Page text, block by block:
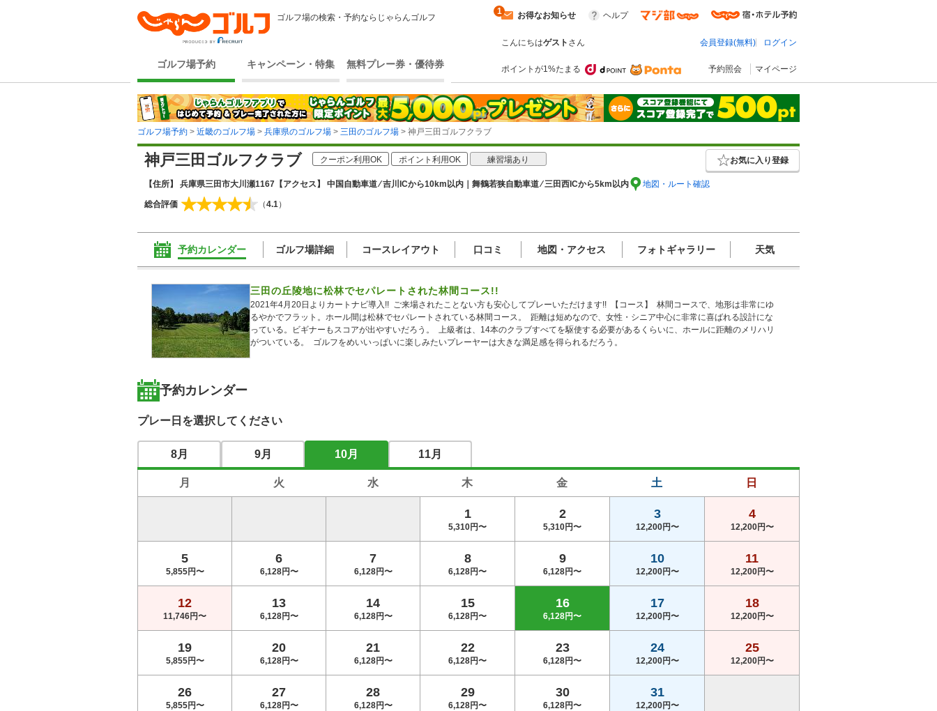
ゴルフ場の検索・予約ならじゃらんゴルフ
ゴルフ場予約 キャンペーン・特集 無料プレー券・優待券
お得なお知らせ
1 ヘルプ
こんにちはゲスト さん 会員登録(無料) ログイン
ポイントが1%たまる 予約照会 マイページ
ゴルフ場予約 > 近畿のゴルフ場 > 兵庫県のゴルフ場 > 三田のゴルフ場 > 神戸三田ゴルフクラブ
神戸三田ゴルフクラブ クーポン利用OK ポイント利用OK 練習場あり お気に入り登録
【住所】 兵庫県三田市大川瀬1167 【アクセス】 中国自動車道 ⁄ 吉川ICから10km以内｜舞鶴若狭自動車道 ⁄ 三田西ICから5km以内 地図・ルート確認
総合評価 （4.1）
予約カレンダー ゴルフ場詳細 コースレイアウト 口コミ 地図・アクセス フォトギャラリー 天気
三田の丘陵地に松林でセパレートされた林間コース!!
2021年4月20日よりカートナビ導入!!  ご来場されたことない方も安心してプレーいただけます!!  【コース】  林間コースで、地形は非常にゆ
るやかでフラット。ホール間は松林でセパレートされている林間コース。  距離は短めなので、女性・シニア中心に非常に喜ばれる設計にな
っている。ビギナーもスコアが出やすいだろう。  上級者は、14本のクラブすべてを駆使する必要があるくらいに、ホールに距離のメリハリ
がついている。  ゴルフをめいいっぱいに楽しみたいプレーヤーは大きな満足感を得られるだろう。
予約カレンダー
プレー日を選択してください
8月 9月 10月 11月
月 火 水 木 金 土 日
1
5,310円〜
2
5,310円〜
3
12,200円〜
4
12,200円〜
5
5,855円〜
6
6,128円〜
7
6,128円〜
8
6,128円〜
9
6,128円〜
10
12,200円〜
11
12,200円〜
12
11,746円〜
13
6,128円〜
14
6,128円〜
15
6,128円〜
16
6,128円〜
17
12,200円〜
18
12,200円〜
19
5,855円〜
20
6,128円〜
21
6,128円〜
22
6,128円〜
23
6,128円〜
24
12,200円〜
25
12,200円〜
26
5,855円〜
27
6,128円〜
28
6,128円〜
29
6,128円〜
30
6,128円〜
31
12,200円〜